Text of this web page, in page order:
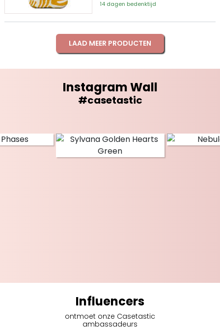
14 dagen bedenktijd
LAAD MEER PRODUCTEN
Instagram Wall
#casetastic
Influencers
ontmoet onze Casetastic
ambassadeurs